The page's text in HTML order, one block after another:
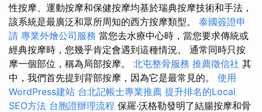
性按摩、運動按摩和保健按摩均基於瑞典按摩技術和手法，
該系統是最廣泛和眾所周知的西方按摩類型。 泰國簽證申
請 專業外燴公司服務 當您去水療中心時，當您要求傳統或
經典按摩時，您幾乎肯定會遇到這種情況。 通常同時只按
摩一個部位，稱為局部按摩。 北屯整骨服務 推薦徵信社 其
中，我們首先提到背部按摩，因為它是最常見的。 使用
WordPress建站 台北記帳士專業推薦 提升排名的Local
SEO方法 台胞證辦理流程 保羅·沃格勒發明了結腸按摩和骨